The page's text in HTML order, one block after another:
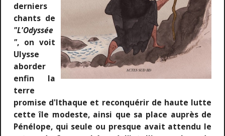
derniers
chants de
"L'Odyssée
", on voit
Ulysse
aborder
enfin la
terre
promise d'Ithaque et reconquérir de haute lutte
cette île modeste, ainsi que sa place auprès de
Pénélope, qui seule ou presque avait attendu le